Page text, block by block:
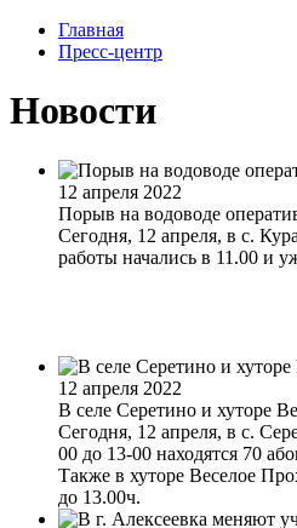
Главная
Пресс-центр
Новости
12 апреля 2022
Порыв на водоводе
Сегодня, 12 апреля, в с.
работы начались в 11.00 и
12 апреля 2022
В селе Серетино и хуторе
Сегодня, 12 апреля, в с.
00 до 13-00 находятся 70
Также в хуторе Веселое
до 13.00ч.